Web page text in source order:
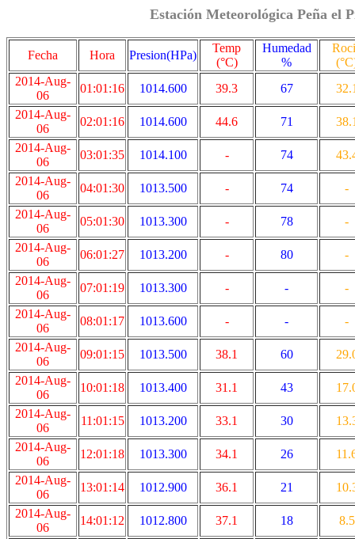
Estación Meteorológica Peña el
Fecha Hora Presion(HPa)
Temp
(°C)
Humedad
%
2014-Aug-
06
01:01:16 1014.600 39.3 67
2014-Aug-
06
02:01:16 1014.600 44.6 71
2014-Aug-
06
03:01:35 1014.100 - 74
2014-Aug-
06
04:01:30 1013.500 - 74
-
2014-Aug-
06
05:01:30 1013.300 - 78
-
2014-Aug-
06
06:01:27 1013.200 - 80
-
2014-Aug-
06
07:01:19 1013.300 - -
-
2014-Aug-
06
08:01:17 1013.600 - -
-
2014-Aug-
06
09:01:15 1013.500 38.1 60
2014-Aug-
06
10:01:18 1013.400 31.1 43
2014-Aug-
06
11:01:15 1013.200 33.1 30
2014-Aug-
06
12:01:18 1013.300 34.1 26
2014-Aug-
06
13:01:14 1012.900 36.1 21
2014-Aug-
06
14:01:12 1012.800 37.1 18
8.5